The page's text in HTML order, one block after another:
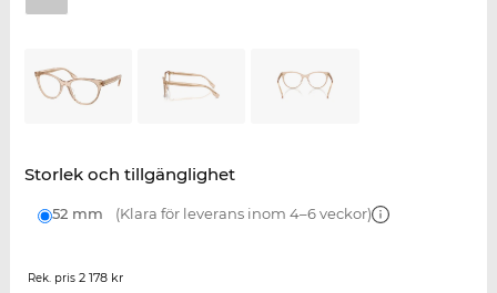
Storlek och tillgänglighet
52 mm (Klara för leverans inom 4–6 veckor)
Rek. pris 2 178 kr